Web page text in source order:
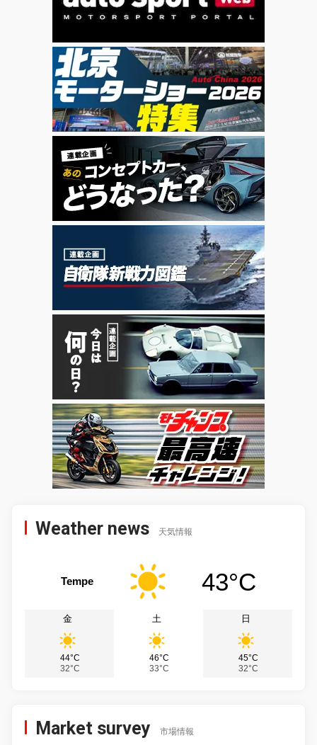
Weather news 天気情報
Tempe 43°C
金
44°C
32°C
土
46°C
33°C
日
45°C
32°C
Market survey 市場情報